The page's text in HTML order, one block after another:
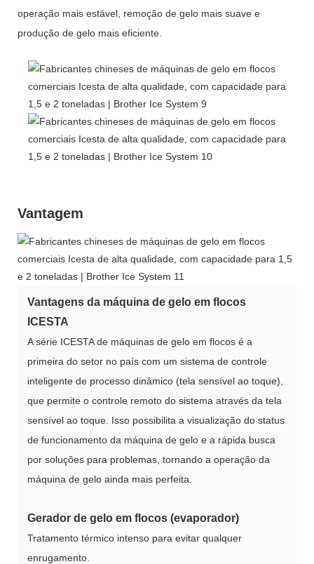
operação mais estável, remoção de gelo mais suave e
produção de gelo mais eficiente.
Vantagem
Vantagens da máquina de gelo em flocos
ICESTA
A série ICESTA de máquinas de gelo em flocos é a
primeira do setor no país com um sistema de controle
inteligente de processo dinâmico (tela sensível ao toque),
que permite o controle remoto do sistema através da tela
sensível ao toque. Isso possibilita a visualização do status
de funcionamento da máquina de gelo e a rápida busca
por soluções para problemas, tornando a operação da
máquina de gelo ainda mais perfeita.
Gerador de gelo em flocos (evaporador)
Tratamento térmico intenso para evitar qualquer
enrugamento.